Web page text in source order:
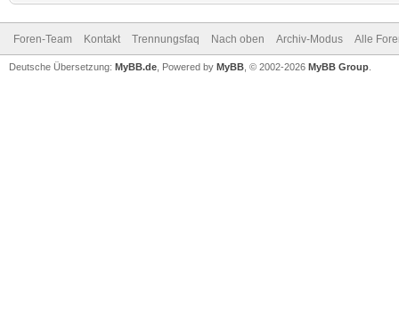
Foren-Team Kontakt Trennungsfaq Nach oben Archiv-Modus Alle
Deutsche Übersetzung: MyBB.de , Powered by MyBB , © 2002-2026 MyBB Group